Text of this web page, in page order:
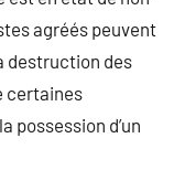
agréés peuvent
destruction des
certaines
possession d’un